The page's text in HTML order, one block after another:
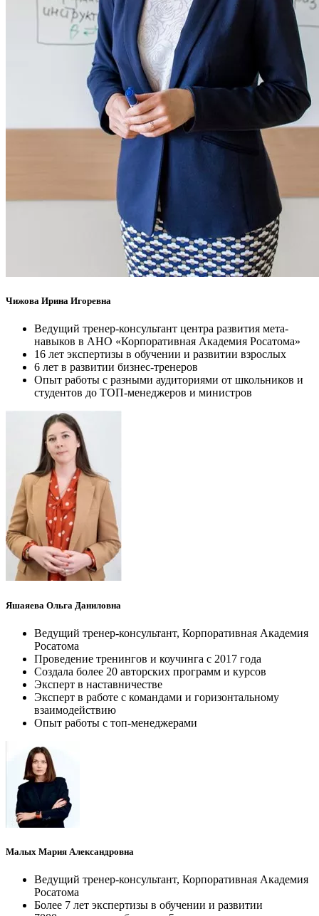
Чижова Ирина Игоревна
Ведущий тренер-консультант центра развития мета-
навыков в АНО «Корпоративная Академия Росатома»
16 лет экспертизы в обучении и развитии взрослых
6 лет в развитии бизнес-тренеров
Опыт работы с разными аудиториями от школьников и
студентов до ТОП-менеджеров и министров
Яшаяева Ольга Даниловна
Ведущий тренер-консультант, Корпоративная Академия
Росатома
Проведение тренингов и коучинга с 2017 года
Создала более 20 авторских программ и курсов
Эксперт в наставничестве
Эксперт в работе с командами и горизонтальному
взаимодействию
Опыт работы с топ-менеджерами
Малых Мария Александровна
Ведущий тренер-консультант, Корпоративная Академия
Росатома
Более 7 лет экспертизы в обучении и развитии